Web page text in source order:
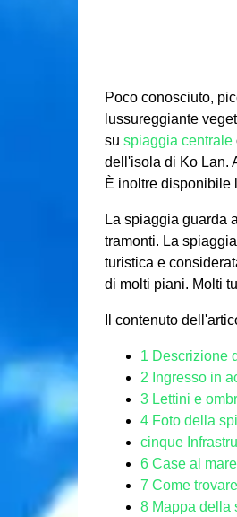
Poco conosciuto,
lussureggiante
su spiaggia centrale
dell'isola di Ko Lan.
È inoltre disponibile
La spiaggia guarda
tramonti. La
turistica e
di molti piani. Molti
Il contenuto
1 Descrizione
2 Ingresso in
3 Lettini e
4 Foto della
cinque
6 Case al
7 Come
8 Mappa della